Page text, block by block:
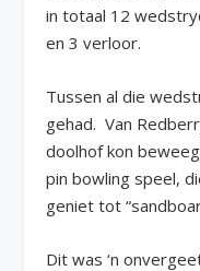
in totaal 12
en 3 verloor.
Tussen al die
gehad. Van
doolhof kon
pin bowling speel,
geniet tot
Dit was ‘n